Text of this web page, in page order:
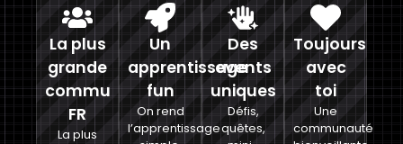
La plus
grande
commu
FR
La plus
Un
apprentissage
fun
On rend
l’apprentissage
Des
events
uniques
Défis,
quêtes,
Toujours
avec
toi
Une
communauté